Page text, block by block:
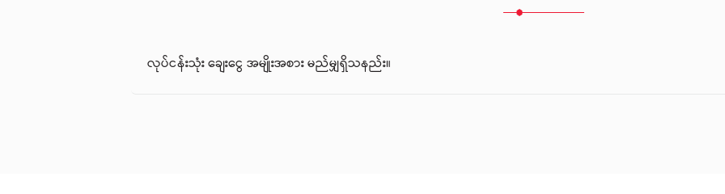
လုပ်ငန်းသုံး ချေးငွေ အမျိုးအစား မည်မျှရှိသနည်း။